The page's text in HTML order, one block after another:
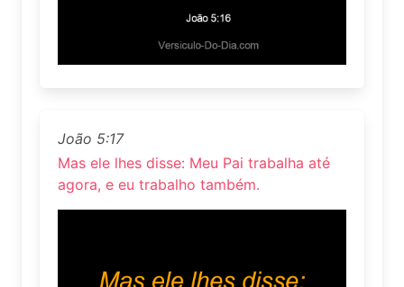
João 5:17
Mas ele lhes disse: Meu Pai trabalha até
agora, e eu trabalho também.